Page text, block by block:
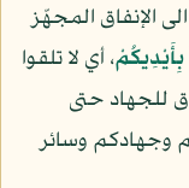
الإنفاق المجهّز
بِأَيْدِيكُمْ، أي لا تلقوا
للجهاد حتى
وجهادكم وسائر